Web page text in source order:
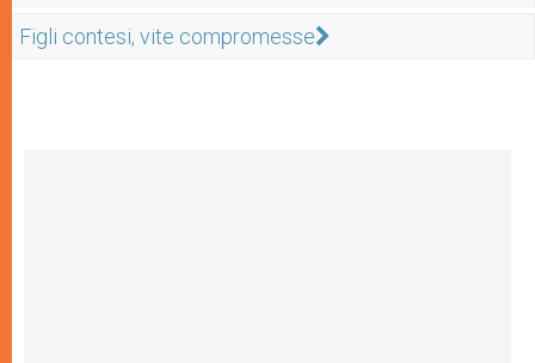
Figli contesi, vite compromesse